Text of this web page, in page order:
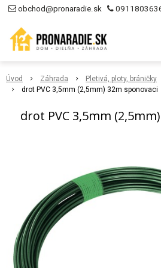
obchod@pronaradie.sk
Úvod Záhrada Pletivá, ploty, bráničky
drot PVC 3,5mm (2,5mm) 32m sponovaci
drot PVC 3,5mm